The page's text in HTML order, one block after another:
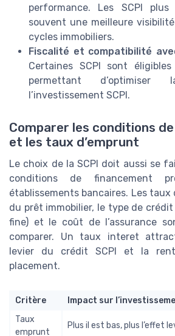
performance. Les SCPI
souvent une meilleure
cycles immobiliers.
Fiscalité et compatibilité
Certaines SCPI sont
permettant
l’investissement SCPI.
Comparer les conditions
et les taux d’emprunt
Le choix de la SCPI doit aussi se
conditions de financement
établissements bancaires. Les taux
du prêt immobilier, le type de
fine) et le coût de l’assurance
comparer. Un taux interet
levier du crédit SCPI et la
placement.
Critère
Impact sur
Taux
emprunt
Plus il est bas, plus l’effet